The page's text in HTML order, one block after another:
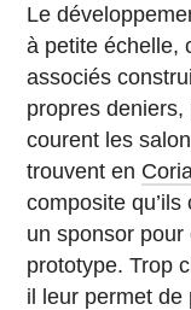
Le
à petite échelle,
associés
propres
courent les
trouvent en
composite
un sponsor
prototype. Trop
il leur permet de